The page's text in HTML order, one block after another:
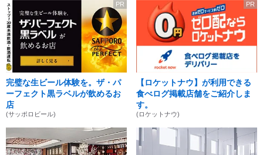
PR
完璧な生ビール体験を。ザ・パ
ーフェクト黒ラベルが飲めるお
店
(サッポロビール)
PR
【ロケットナウ】が利用できる
食べログ掲載店舗をご紹介しま
す。
(ロケットナウ)